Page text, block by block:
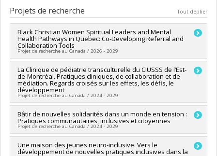
Cycle : Maîtrise
Diplôme obtenu :M. Sc.
Lien vers le document dans Papyrus
Projets de recherche Tout déplier
Black Christian Women Spiritual Leaders and Mental
Health Pathways in Quebec: Co-Developing Referral and
Collaboration Tools
Projet de recherche au Canada / 2026 - 2029
Chercheur principal :Diahara Traoré
Co-chercheurs : Lourdès Rodriguez Del Barrio,Emmanuelle
Khoury
Sources de financement :CRSH/Conseil de recherches en
sciences humaines du Canada
Programmes de subvention :PV153480-Subventions de
développement Savoir
La Clinique de pédiatrie transculturelle du CIUSSS de l’Est-
de-Montréal. Pratiques cliniques, de collaboration et de
médiation. Regards croisés sur les effets, les défis, le
développement
Projet de recherche au Canada / 2024 - 2029
Bâtir de nouvelles solidarités dans un monde en tension :
Pratiques communautaires, inclusives et citoyennes
Projet de recherche au Canada / 2024 - 2029
Sources de financement :FRQSC/Fonds de recherche du
Québec - Société et culture (FQRSC)
Une maison des jeunes neuro-inclusive. Vers le
développement de nouvelles pratiques inclusives dans la